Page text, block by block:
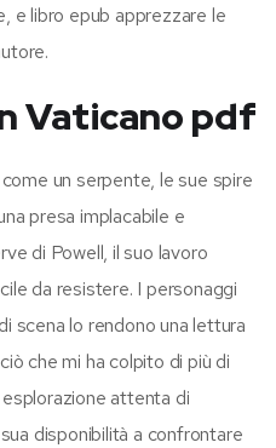
e libro epub apprezzare le
Vaticano pdf
un serpente, le sue spire
presa implacabile e
di Powell, il suo lavoro
da resistere. I personaggi
scena lo rendono una lettura
che mi ha colpito di più di
attenta di
disponibilità a confrontare